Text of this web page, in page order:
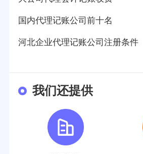
国内代理记账公司前十名
河北企业代理记账公司注册条件
我们还提供